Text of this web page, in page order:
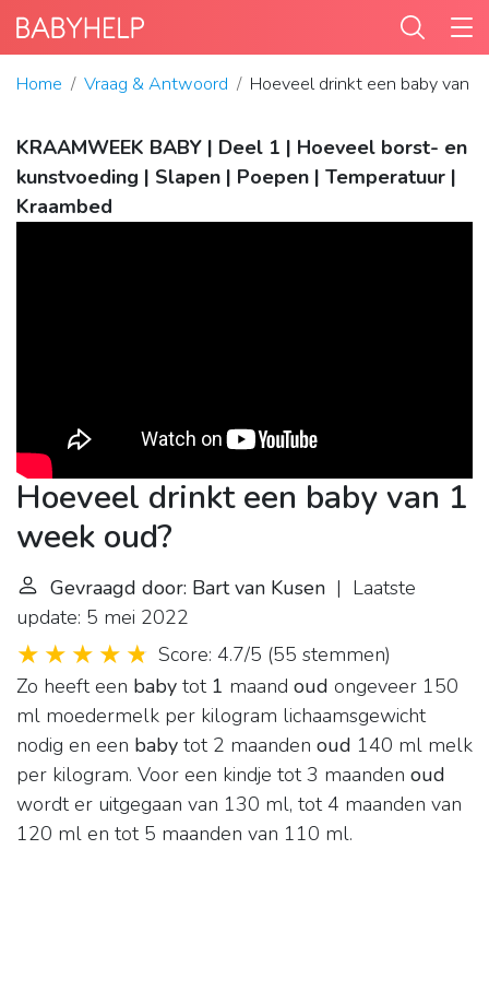
Home Vraag & Antwoord Hoeveel drinkt een baby van
KRAAMWEEK BABY | Deel 1 | Hoeveel borst- en
kunstvoeding | Slapen | Poepen | Temperatuur |
Kraambed
Hoeveel drinkt een baby van 1
week oud?
Gevraagd door: Bart van Kusen | Laatste
update: 5 mei 2022
Score: 4.7/5 (55 stemmen)
Zo heeft een baby tot 1 maand oud ongeveer 150
ml moedermelk per kilogram lichaamsgewicht
nodig en een baby tot 2 maanden oud 140 ml melk
per kilogram. Voor een kindje tot 3 maanden oud
wordt er uitgegaan van 130 ml, tot 4 maanden van
120 ml en tot 5 maanden van 110 ml.